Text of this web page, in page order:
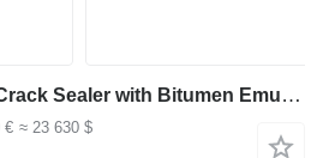
TICAB Manufacturer Crack Sealer with Bitumen Emulsion Sprayer
€ ≈ 23 630 $